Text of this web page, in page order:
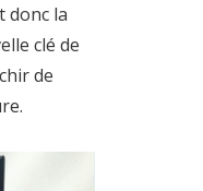
donc la
clé de
de